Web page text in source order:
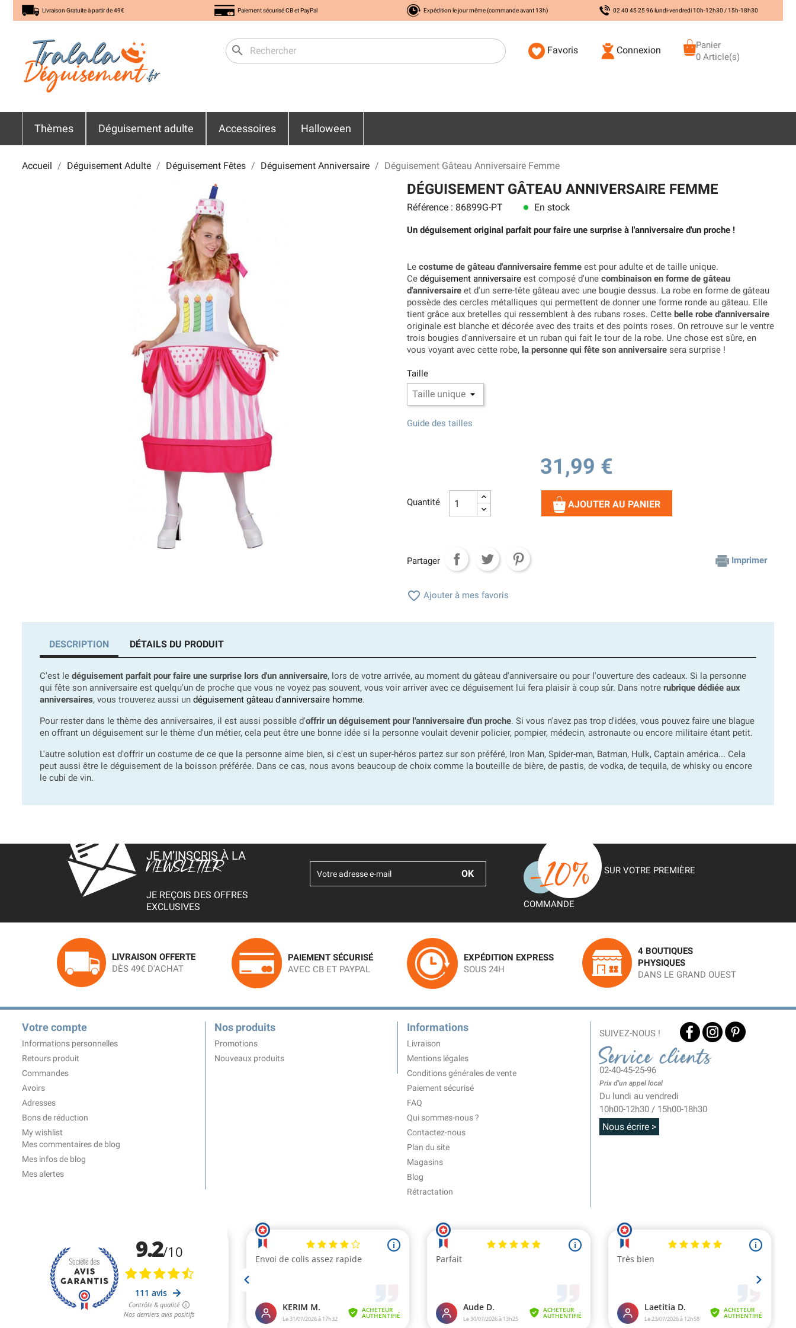
Livraison Gratuite à partir de 49€ Paiement sécurisé CB et PayPal Expédition le jour même (commande avant 13h) 02 40 45 25 96 lundi-vendredi 10h-12h30 / 15h-18h30
search Favoris Connexion
Panier
0 Article(s)
Thèmes Déguisement adulte Accessoires Halloween
Accueil Déguisement Adulte Déguisement Fêtes Déguisement Anniversaire Déguisement Gâteau Anniversaire Femme
DÉGUISEMENT GÂTEAU ANNIVERSAIRE FEMME
Référence : 86899G-PT lens En stock
Un déguisement original parfait pour faire une surprise à l'anniversaire d'un proche !
Le costume de gâteau d'anniversaire femme est pour adulte et de taille unique.
Ce déguisement anniversaire est composé d'une combinaison en forme de gâteau
d'anniversaire et d'un serre-tête gâteau avec une bougie dessus. La robe en forme de gâteau
possède des cercles métalliques qui permettent de donner une forme ronde au gâteau. Elle
tient grâce aux bretelles qui ressemblent à des rubans roses. Cette belle robe d'anniversaire
originale est blanche et décorée avec des traits et des points roses. On retrouve sur le ventre
trois bougies d'anniversaire et un ruban qui fait le tour de la robe. Une chose est sûre, en
vous voyant avec cette robe, la personne qui fête son anniversaire sera surprise !
Taille
Guide des tailles
31,99 €
Quantité AJOUTER AU PANIER
Partager Imprimer
 Ajouter à mes favoris
DESCRIPTION DÉTAILS DU PRODUIT
C'est le déguisement parfait pour faire une surprise lors d'un anniversaire, lors de votre arrivée, au moment du gâteau d'anniversaire ou pour l'ouverture des cadeaux. Si la personne
qui fête son anniversaire est quelqu'un de proche que vous ne voyez pas souvent, vous voir arriver avec ce déguisement lui fera plaisir à coup sûr. Dans notre rubrique dédiée aux
anniversaires, vous trouverez aussi un déguisement gâteau d'anniversaire homme.
Pour rester dans le thème des anniversaires, il est aussi possible d'offrir un déguisement pour l'anniversaire d'un proche. Si vous n'avez pas trop d'idées, vous pouvez faire une blague
en offrant un déguisement sur le thème d'un métier, cela peut être une bonne idée si la personne voulait devenir policier, pompier, médecin, astronaute ou encore militaire étant petit.
L'autre solution est d'offrir un costume de ce que la personne aime bien, si c'est un super-héros partez sur son préféré, Iron Man, Spider-man, Batman, Hulk, Captain américa... Cela
peut aussi être le déguisement de la boisson préférée. Dans ce cas, nous avons beaucoup de choix comme la bouteille de bière, de pastis, de vodka, de tequila, de whisky ou encore
le cubi de vin.
JE M’INSCRIS À LA
NEWSLETTER
JE REÇOIS DES OFFRES
EXCLUSIVES
SUR VOTRE PREMIÈRE
COMMANDE
LIVRAISON OFFERTE
DÈS 49€ D'ACHAT
PAIEMENT SÉCURISÉ
AVEC CB ET PAYPAL
EXPÉDITION EXPRESS
SOUS 24H
4 BOUTIQUES
PHYSIQUES
DANS LE GRAND OUEST
Votre compte
Informations personnelles
Retours produit
Commandes
Avoirs
Adresses
Bons de réduction
My wishlist
Mes commentaires de blog
Mes infos de blog
Mes alertes
Nos produits
Promotions
Nouveaux produits
Informations
Livraison
Mentions légales
Conditions générales de vente
Paiement sécurisé
FAQ
Qui sommes-nous ?
Contactez-nous
Plan du site
Magasins
Blog
Rétractation
SUIVEZ-NOUS !
Service clients
02-40-45-25-96
Prix d'un appel local
Du lundi au vendredi
10h00-12h30 / 15h00-18h30
Nous écrire >